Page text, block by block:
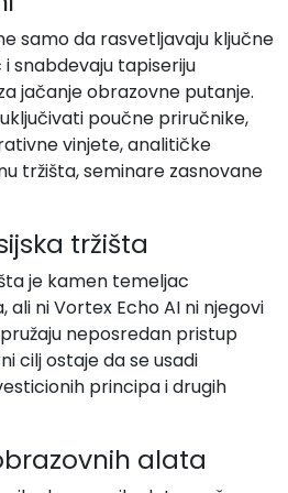
samo da rasvetljavaju ključne
snabdevaju tapiseriju
jačanje obrazovne putanje.
poučne priručnike,
vinjete, analitičke
tržišta, seminare zasnovane
tržišta
je kamen temeljac
ni Vortex Echo AI ni njegovi
neposredan pristup
cilj ostaje da se usadi
principa i drugih
alata